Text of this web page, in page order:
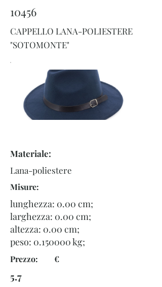
10456
CAPPELLO LANA-POLIESTERE
"SOTOMONTE"
Materiale:
Lana-poliestere
Misure:
lunghezza: 0.00 cm;
larghezza: 0.00 cm;
altezza: 0.00 cm;
peso: 0.150000kg;
Prezzo: €
5.7